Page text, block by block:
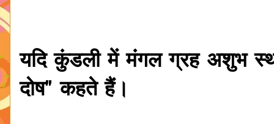
यदि कुंडली में मंगल ग्रह अशुभ
दोष" कहते हैं।